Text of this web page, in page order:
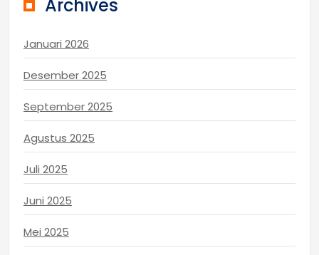
Archives
Januari 2026
Desember 2025
September 2025
Agustus 2025
Juli 2025
Juni 2025
Mei 2025